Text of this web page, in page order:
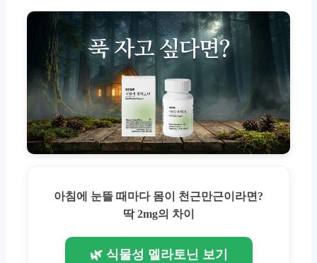
아침에 눈뜰 때마다 몸이 천근만근이라면?
딱 2mg의 차이
🌿 식물성 멜라토닌 보기